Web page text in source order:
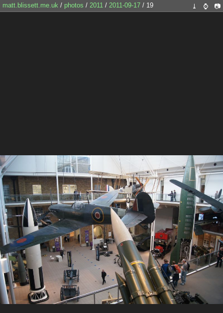
matt.blissett.me.uk / photos / 2011 / 2011-09-17 / 19 ⤓ ⌚ 📷